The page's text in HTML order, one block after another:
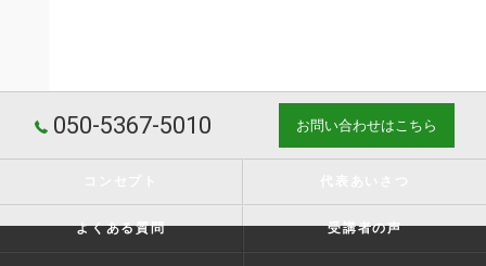
050-5367-5010 お問い合わせはこちら
よくある質問 受講者の声